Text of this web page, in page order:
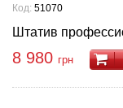
Штатив
Код: 51070
8 980 грн